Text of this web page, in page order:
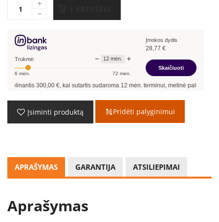
Trukmė: − 12 mėn. +
6 mėn. 72 mėn.
Įmokos dydis
28,77 €
Skaičiuoti
300,00€, kai sutartis sudaroma12mėn. terminui, metinė palūkanų norma
Įsiminti produktą Pridėti palyginimui
APRAŠYMAS GARANTIJA ATSILIEPIMAI
Aprašymas